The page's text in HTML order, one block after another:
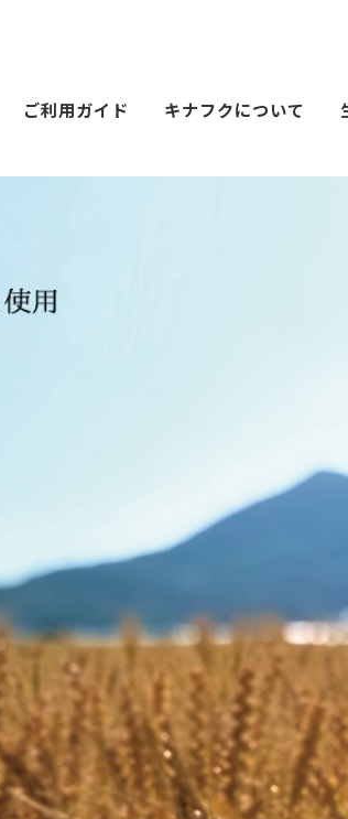
ご利用ガイド キナフクについて